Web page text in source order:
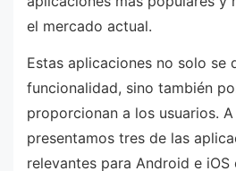
el mercado actual.
Estas aplicaciones no solo se
funcionalidad, sino también
proporcionan a los usuarios.
presentamos tres de las
relevantes para Android e iOS